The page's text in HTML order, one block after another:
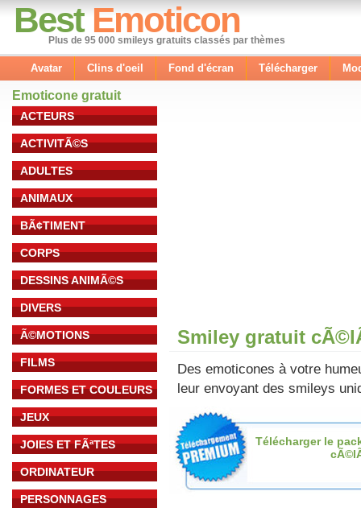
Best Emoticon
Plus de 95 000 smileys gratuits classés par thèmes
Avatar Clins d'oeil Fond d'écran Télécharger
Emoticone gratuit
ACTEURS
ACTIVITÃ©S
ADULTES
ANIMAUX
BÃ¢TIMENT
CORPS
DESSINS ANIMÃ©S
DIVERS
Ã©MOTIONS
FILMS
FORMES ET COULEURS
JEUX
JOIES ET FÃªTES
ORDINATEUR
PERSONNAGES
Smiley gratuit
Des emoticones à votre
leur envoyant des smileys
Télécharger le